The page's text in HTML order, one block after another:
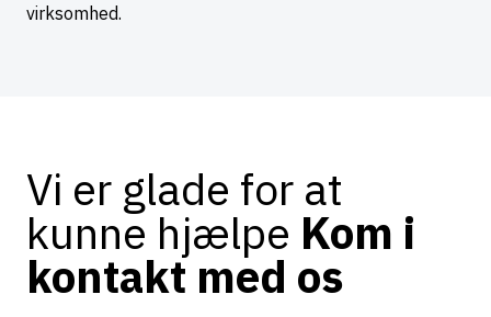
virksomhed.
Vi er glade for at
kunne hjælpe Kom i
kontakt med os